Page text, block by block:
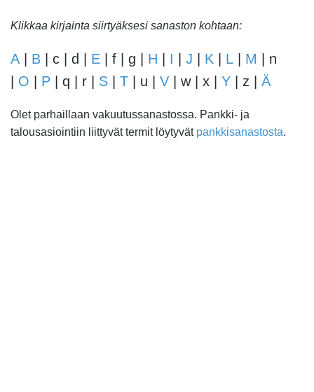
Klikkaa kirjainta siirtyäksesi sanaston kohtaan:
A B | c | d | E | f | g | H I J K L M | n
O P | q | r | S T | u | V | w | x | Y | z | Ä
Olet parhaillaan vakuutussanastossa. Pankki- ja
talousasiointiin liittyvät termit löytyvät pankkisanastosta.